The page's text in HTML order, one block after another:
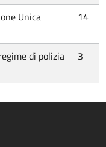
Unica
14
di polizia
3